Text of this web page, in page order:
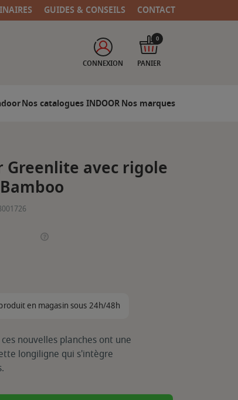
GUIDES & CONSEILS CONTACT
CONNEXION PANIER
0
Nos catalogues INDOORNos marques
Greenlite avec rigole
en magasin sous 24h/48h
nouvelles planches ont une
longiligne qui s'intègre